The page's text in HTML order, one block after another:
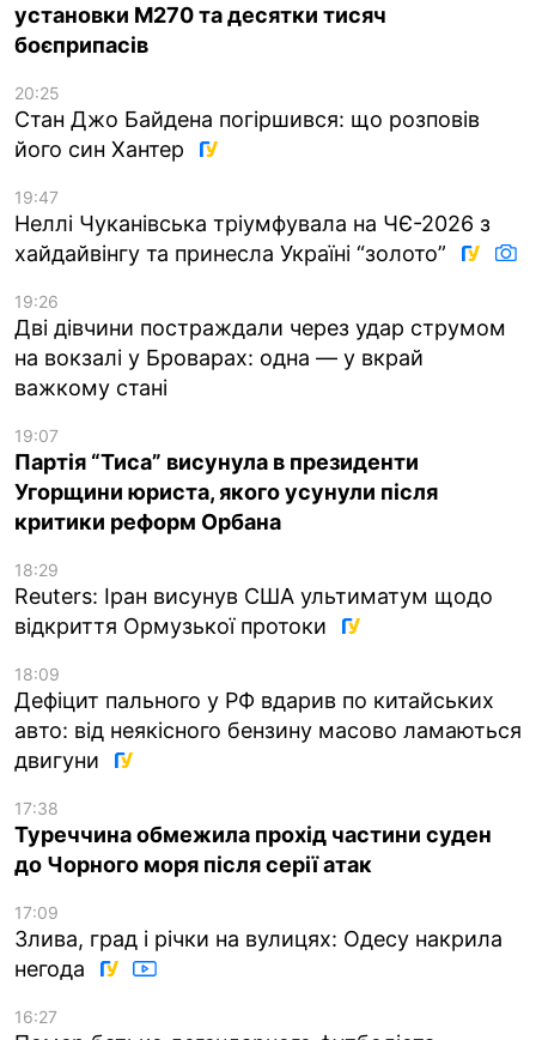
установки M270 та десятки тисяч
боєприпасів
20:25
Стан Джо Байдена погіршився: що розповів
його син Хантер
19:47
Неллі Чуканівська тріумфувала на ЧЄ-2026 з
хайдайвінгу та принесла Україні “золото”
19:26
Дві дівчини постраждали через удар струмом
на вокзалі у Броварах: одна — у вкрай
важкому стані
19:07
Партія “Тиса” висунула в президенти
Угорщини юриста, якого усунули після
критики реформ Орбана
18:29
Reuters: Іран висунув США ультиматум щодо
відкриття Ормузької протоки
18:09
Дефіцит пального у РФ вдарив по китайських
авто: від неякісного бензину масово ламаються
двигуни
17:38
Туреччина обмежила прохід частини суден
до Чорного моря після серії атак
17:09
Злива, град і річки на вулицях: Одесу накрила
негода
16:27